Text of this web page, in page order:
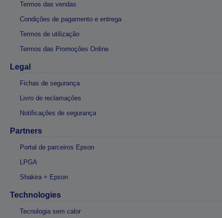
Termos das vendas
Condições de pagamento e entrega
Termos de utilização
Termos das Promoções Online
Legal
Fichas de segurança
Livro de reclamações
Notificações de segurança
Partners
Portal de parceiros Epson
LPGA
Shakira + Epson
Technologies
Tecnologia sem calor